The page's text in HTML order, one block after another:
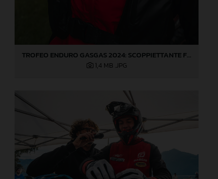
TROFEO ENDURO GASGAS 2024: SCOPPIETTANTE FINALE DI STAGIONE A LOVERE!
1,4 MB .JPG